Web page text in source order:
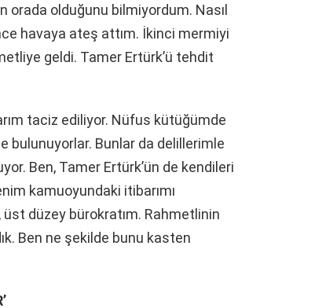
orada olduğunu bilmiyordum. Nasıl
havaya ateş attım. İkinci mermiyi
geldi. Tamer Ertürk’ü tehdit
taciz ediliyor. Nüfus kütüğümde
bulunuyorlar. Bunlar da delillerimle
Ben, Tamer Ertürk’ün de kendileri
kamuoyundaki itibarımı
üst düzey bürokratım. Rahmetlinin
Ben ne şekilde bunu kasten